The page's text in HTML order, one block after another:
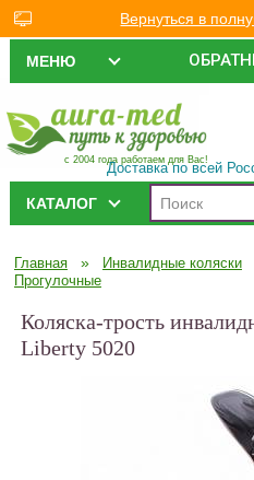
МЕНЮ
с 2004 года работаем для Вас!
Доставка по всей
КАТАЛОГ
Главная » Инвалидные коляски
Прогулочные
Коляска-трость
Liberty 5020
Вернуться в